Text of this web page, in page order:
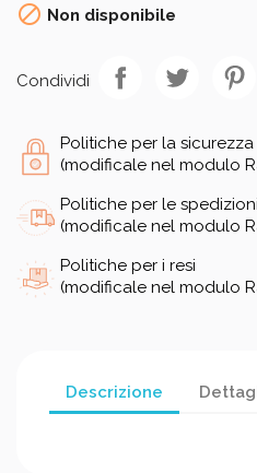
 Non disponibile
Condividi
Politiche per la sicurezza
(modificale nel modulo
Politiche per le spedizioni
(modificale nel modulo
Politiche per i resi
(modificale nel modulo
Descrizione